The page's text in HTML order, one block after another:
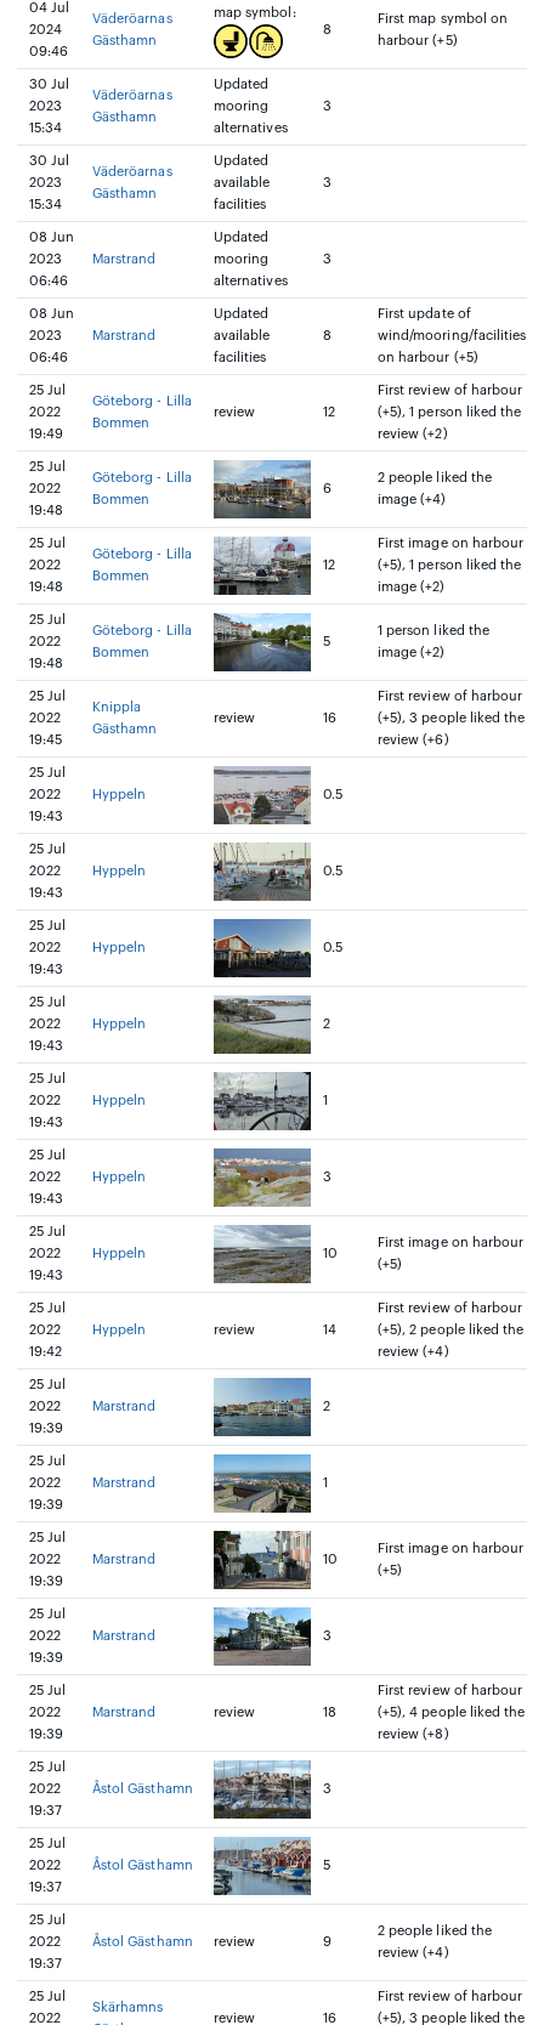
04 Jul
2024
09:46
Väderöarnas
Gästhamn
map symbol:
8
First map symbol on
harbour (+5)
30 Jul
2023
15:34
Väderöarnas
Gästhamn
Updated
mooring
alternatives
3
30 Jul
2023
15:34
Väderöarnas
Gästhamn
Updated
available
facilities
3
08 Jun
2023
06:46
Marstrand
Updated
mooring
alternatives
3
08 Jun
2023
06:46
Marstrand
Updated
available
facilities
8
First update of
wind/mooring/facilities
on harbour (+5)
25 Jul
2022
19:49
Göteborg - Lilla
Bommen
review 12
First review of harbour
(+5), 1 person liked the
review (+2)
25 Jul
2022
19:48
Göteborg - Lilla
Bommen
6
2 people liked the
image (+4)
25 Jul
2022
19:48
Göteborg - Lilla
Bommen
12
First image on harbour
(+5), 1 person liked the
image (+2)
25 Jul
2022
19:48
Göteborg - Lilla
Bommen
5
1 person liked the
image (+2)
25 Jul
2022
19:45
Knippla
Gästhamn
review 16
First review of harbour
(+5), 3 people liked the
review (+6)
25 Jul
2022
19:43
Hyppeln 0.5
25 Jul
2022
19:43
Hyppeln 0.5
25 Jul
2022
19:43
Hyppeln 0.5
25 Jul
2022
19:43
Hyppeln 2
25 Jul
2022
19:43
Hyppeln 1
25 Jul
2022
19:43
Hyppeln 3
25 Jul
2022
19:43
Hyppeln 10
First image on harbour
(+5)
25 Jul
2022
19:42
Hyppeln review 14
First review of harbour
(+5), 2 people liked the
review (+4)
25 Jul
2022
19:39
Marstrand 2
25 Jul
2022
19:39
Marstrand 1
25 Jul
2022
19:39
Marstrand 10
First image on harbour
(+5)
25 Jul
2022
19:39
Marstrand 3
25 Jul
2022
19:39
Marstrand review 18
First review of harbour
(+5), 4 people liked the
review (+8)
25 Jul
2022
19:37
Åstol Gästhamn 3
25 Jul
2022
19:37
Åstol Gästhamn 5
25 Jul
2022
19:37
Åstol Gästhamn review 9
2 people liked the
review (+4)
25 Jul
2022
Skärhamns
review 16
First review of harbour
(+5), 3 people liked the